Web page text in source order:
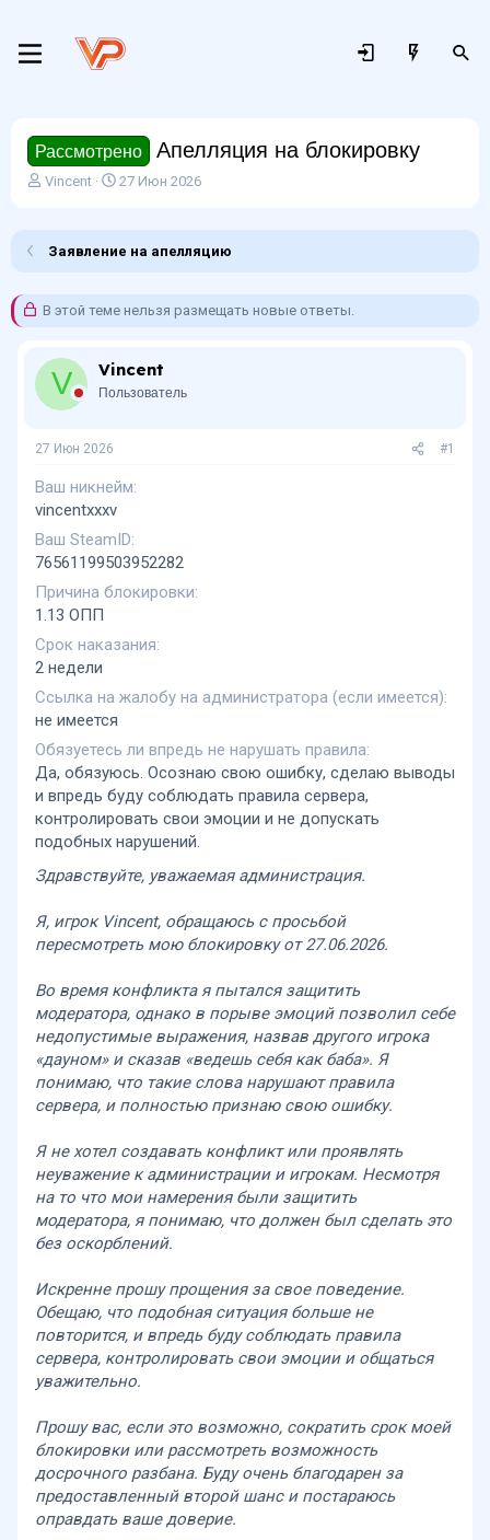
Рассмотрено Апелляция на блокировку
А
р
м
Vincent
Д
н
а
27 Июн 2026
Заявление на апелляцию
В этой теме нельзя размещать новые ответы.
V Vincent
Пользователь
27 Июн 2026 #1
Ваш никнейм
vincentxxxv
Ваш SteamID
76561199503952282
Причина блокировки
1.13 ОПП
Срок наказания
2 недели
Ссылка на жалобу на администратора (если имеется)
не имеется
Обязуетесь ли впредь не нарушать правила
Да, обязуюсь. Осознаю свою ошибку, сделаю выводы
и впредь буду соблюдать правила сервера,
контролировать свои эмоции и не допускать
подобных нарушений.
Здравствуйте, уважаемая администрация.
Я, игрок Vincent, обращаюсь с просьбой
пересмотреть мою блокировку от 27.06.2026.
Во время конфликта я пытался защитить
модератора, однако в порыве эмоций позволил себе
недопустимые выражения, назвав другого игрока
«дауном» и сказав «ведешь себя как баба». Я
понимаю, что такие слова нарушают правила
сервера, и полностью признаю свою ошибку.
Я не хотел создавать конфликт или проявлять
неуважение к администрации и игрокам. Несмотря
на то что мои намерения были защитить
модератора, я понимаю, что должен был сделать это
без оскорблений.
Искренне прошу прощения за свое поведение.
Обещаю, что подобная ситуация больше не
повторится, и впредь буду соблюдать правила
сервера, контролировать свои эмоции и общаться
уважительно.
Прошу вас, если это возможно, сократить срок моей
блокировки или рассмотреть возможность
досрочного разбана. Буду очень благодарен за
предоставленный второй шанс и постараюсь
оправдать ваше доверие.